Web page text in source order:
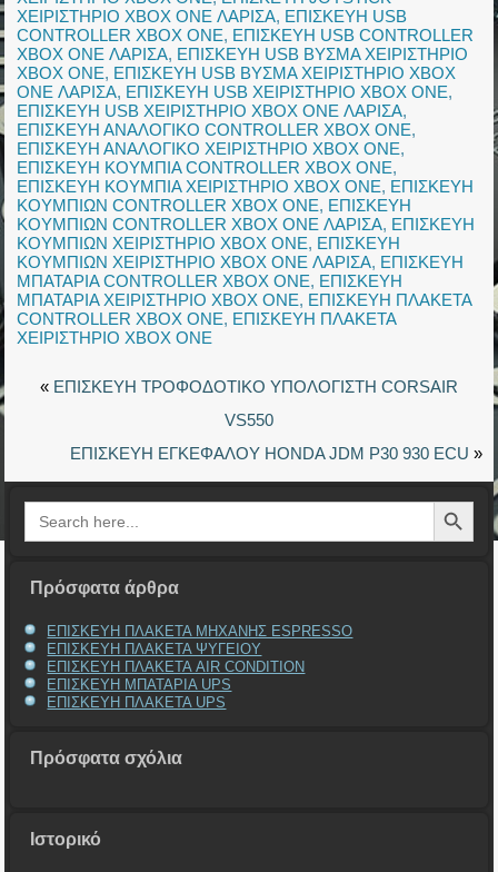
ΧΕΙΡΙΣΤΗΡΙΟ XBOX ONE ΛΑΡΙΣΑ, ΕΠΙΣΚΕΥΗ USB
CONTROLLER XBOX ONE, ΕΠΙΣΚΕΥΗ USB CONTROLLER
XBOX ONE ΛΑΡΙΣΑ, ΕΠΙΣΚΕΥΗ USB ΒΥΣΜΑ ΧΕΙΡΙΣΤΗΡΙΟ
XBOX ONE, ΕΠΙΣΚΕΥΗ USB ΒΥΣΜΑ ΧΕΙΡΙΣΤΗΡΙΟ XBOX
ONE ΛΑΡΙΣΑ, ΕΠΙΣΚΕΥΗ USB ΧΕΙΡΙΣΤΗΡΙΟ XBOX ONE,
ΕΠΙΣΚΕΥΗ USB ΧΕΙΡΙΣΤΗΡΙΟ XBOX ONE ΛΑΡΙΣΑ,
ΕΠΙΣΚΕΥΗ ΑΝΑΛΟΓΙΚΟ CONTROLLER XBOX ONE,
ΕΠΙΣΚΕΥΗ ΑΝΑΛΟΓΙΚΟ ΧΕΙΡΙΣΤΗΡΙΟ XBOX ONE,
ΕΠΙΣΚΕΥΗ ΚΟΥΜΠΙΑ CONTROLLER XBOX ONE,
ΕΠΙΣΚΕΥΗ ΚΟΥΜΠΙΑ ΧΕΙΡΙΣΤΗΡΙΟ XBOX ONE, ΕΠΙΣΚΕΥΗ
ΚΟΥΜΠΙΩΝ CONTROLLER XBOX ONE, ΕΠΙΣΚΕΥΗ
ΚΟΥΜΠΙΩΝ CONTROLLER XBOX ONE ΛΑΡΙΣΑ, ΕΠΙΣΚΕΥΗ
ΚΟΥΜΠΙΩΝ ΧΕΙΡΙΣΤΗΡΙΟ XBOX ONE, ΕΠΙΣΚΕΥΗ
ΚΟΥΜΠΙΩΝ ΧΕΙΡΙΣΤΗΡΙΟ XBOX ONE ΛΑΡΙΣΑ, ΕΠΙΣΚΕΥΗ
ΜΠΑΤΑΡΙΑ CONTROLLER XBOX ONE, ΕΠΙΣΚΕΥΗ
ΜΠΑΤΑΡΙΑ ΧΕΙΡΙΣΤΗΡΙΟ XBOX ONE, ΕΠΙΣΚΕΥΗ ΠΛΑΚΕΤΑ
CONTROLLER XBOX ONE, ΕΠΙΣΚΕΥΗ ΠΛΑΚΕΤΑ
ΧΕΙΡΙΣΤΗΡΙΟ XBOX ONE
« ΕΠΙΣΚΕΥΗ ΤΡΟΦΟΔΟΤΙΚΟ ΥΠΟΛΟΓΙΣΤΗ CORSAIR
VS550
ΕΠΙΣΚΕΥΗ ΕΓΚΕΦΑΛΟΥ HONDA JDM P30 930 ECU »
Search
for:
Search Button
Πρόσφατα άρθρα
ΕΠΙΣΚΕΥΗ ΠΛΑΚΕΤΑ ΜΗΧΑΝΗΣ ESPRESSO
ΕΠΙΣΚΕΥΗ ΠΛΑΚΕΤΑ ΨΥΓΕΙΟΥ
ΕΠΙΣΚΕΥΗ ΠΛΑΚΕΤΑ AIR CONDITION
ΕΠΙΣΚΕΥΗ ΜΠΑΤΑΡΙΑ UPS
ΕΠΙΣΚΕΥΗ ΠΛΑΚΕΤΑ UPS
Πρόσφατα σχόλια
Ιστορικό